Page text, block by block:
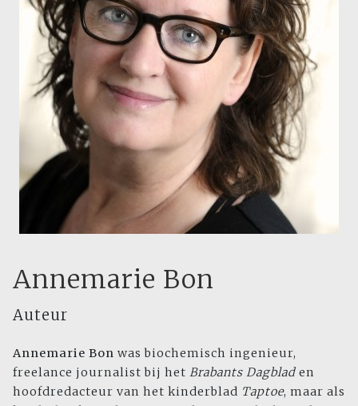
Annemarie Bon
Auteur
Annemarie Bon was biochemisch ingenieur,
freelance journalist bij het Brabants Dagblad en
hoofdredacteur van het kinderblad Taptoe, maar als